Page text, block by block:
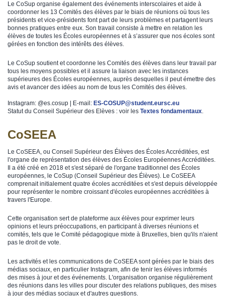
Le CoSup organise également des événements interscolaires et aide à
coordonner les 13 Comités des élèves par le biais de réunions où tous les
présidents et vice-présidents font part de leurs problèmes et partagent leurs
bonnes pratiques entre eux. Son travail consiste à mettre en relation les
élèves de toutes les Écoles européennes et à s’assurer que nos écoles sont
gérées en fonction des intérêts des élèves.
Le CoSup soutient et coordonne les Comités des élèves dans leur travail par
tous les moyens possibles et il assure la liaison avec les instances
supérieures des Écoles européennes, auprès desquelles il peut émettre des
avis et avancer des idées au nom de tous les Comités des élèves.
Instagram: @es.cosup | E-mail: ES-COSUP@student.eursc.eu
Statut du Conseil Supérieur des Elèves : voir les Textes fondamentaux.
CoSEEA
Le CoSEEA, ou Conseil Supérieur des Élèves des Écoles Accréditées, est
l'organe de représentation des élèves des Écoles Européennes Accréditées.
Il a été créé en 2018 et s'est séparé de l'organe traditionnel des Écoles
européennes, le CoSup (Conseil Supérieur des Élèves). Le CoSEEA
comprenait initialement quatre écoles accréditées et s'est depuis développée
pour représenter le nombre croissant d'écoles européennes accréditées à
travers l'Europe.
Cette organisation sert de plateforme aux élèves pour exprimer leurs
opinions et leurs préoccupations, en participant à diverses réunions et
comités, tels que le Comité pédagogique mixte à Bruxelles, bien qu'ils n'aient
pas le droit de vote.
Les activités et les communications de CoSEEA sont gérées par le biais des
médias sociaux, en particulier Instagram, afin de tenir les élèves informés
des mises à jour et des événements. L'organisation organise régulièrement
des réunions dans les villes pour discuter des relations publiques, des mises
à jour des médias sociaux et d'autres questions.